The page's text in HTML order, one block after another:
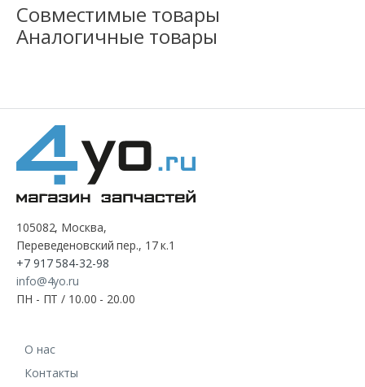
Совместимые товары
Аналогичные товары
105082, Москва,
Переведеновский пер., 17 к.1
+7 917 584-32-98
info@4yo.ru
ПН - ПТ / 10.00 - 20.00
О нас
Контакты